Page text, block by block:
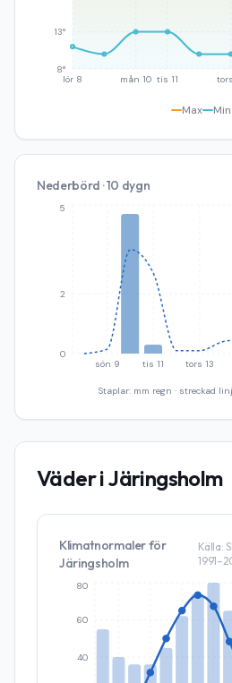
lör 8 mån 10 tis 11
8°
13°
Max Min
Nederbörd · 10 dygn
sön 9 tis 11 tors 13
0
2
5
Staplar: mm regn · streckad
Väder iJäringsholm
Klimatnormaler för
Järingsholm
Källa:
40
60
80